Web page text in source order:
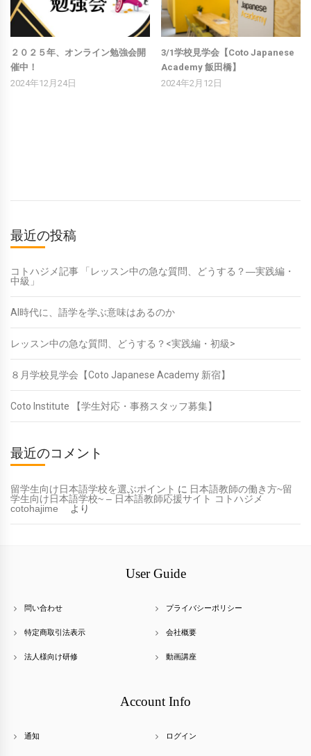
２０２５年、オンライン勉強会開
催中！
2024年12月24日
3/1学校見学会【Coto Japanese
Academy 飯田橋】
2024年2月12日
最近の投稿
コトハジメ記事 「レッスン中の急な質問、どうする？―実践編・
中級」
AI時代に、語学を学ぶ意味はあるのか
レッスン中の急な質問、どうする？<実践編・初級>
８月学校見学会【Coto Japanese Academy 新宿】
Coto Institute 【学生対応・事務スタッフ募集】
最近のコメント
留学生向け日本語学校を選ぶポイント に 日本語教師の働き方~留
学生向け日本語学校~ – 日本語教師応援サイト コトハジメ
cotohajime
より
User Guide
問い合わせ プライバシーポリシー
特定商取引法表示 会社概要
法人様向け研修 動画講座
Account Info
通知 ログイン